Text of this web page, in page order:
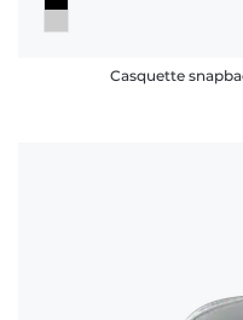
Casquette